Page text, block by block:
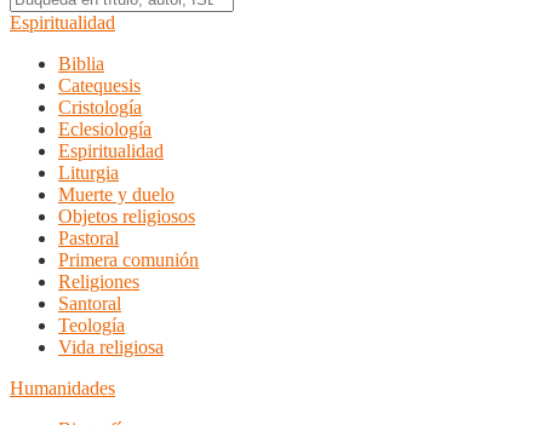
Espiritualidad
Biblia
Catequesis
Cristología
Eclesiología
Espiritualidad
Liturgia
Muerte y duelo
Objetos religiosos
Pastoral
Primera comunión
Religiones
Santoral
Teología
Vida religiosa
Humanidades